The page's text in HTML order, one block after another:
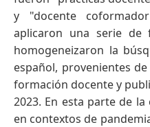
y "docente
aplicaron una serie
homogeneizaron la
español, provenientes
formación docente y
2023. En esta parte de
en contextos de